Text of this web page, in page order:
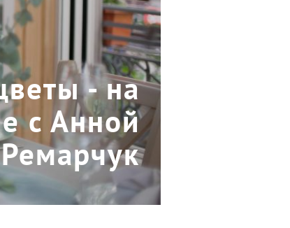
- на
с Анной
Ремарчук